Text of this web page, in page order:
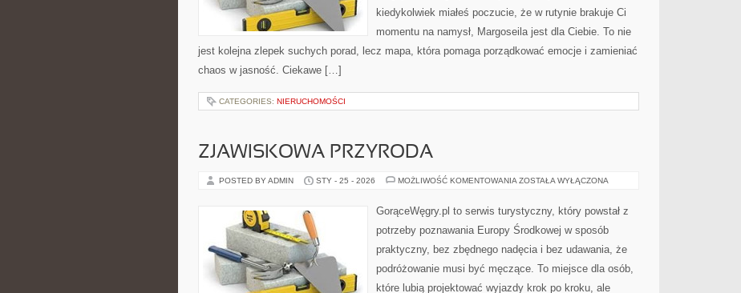
kiedykolwiek miałeś poczucie, że w rutynie brakuje Ci
momentu na namysł, Margoseila jest dla Ciebie. To nie
jest kolejna zlepek suchych porad, lecz mapa, która pomaga porządkować emocje i zamieniać
chaos w jasność. Ciekawe […]
CATEGORIES: NIERUCHOMOŚCI
ZJAWISKOWA PRZYRODA
POSTED BY ADMIN STY - 25 - 2026 MOŻLIWOŚĆ KOMENTOWANIA ZJAWISKOWA
ZOSTAŁA WYŁĄCZONA
GorąceWęgry.pl to serwis turystyczny, który powstał z
potrzeby poznawania Europy Środkowej w sposób
praktyczny, bez zbędnego nadęcia i bez udawania, że
podróżowanie musi być męczące. To miejsce dla osób,
które lubią projektować wyjazdy krok po kroku, ale